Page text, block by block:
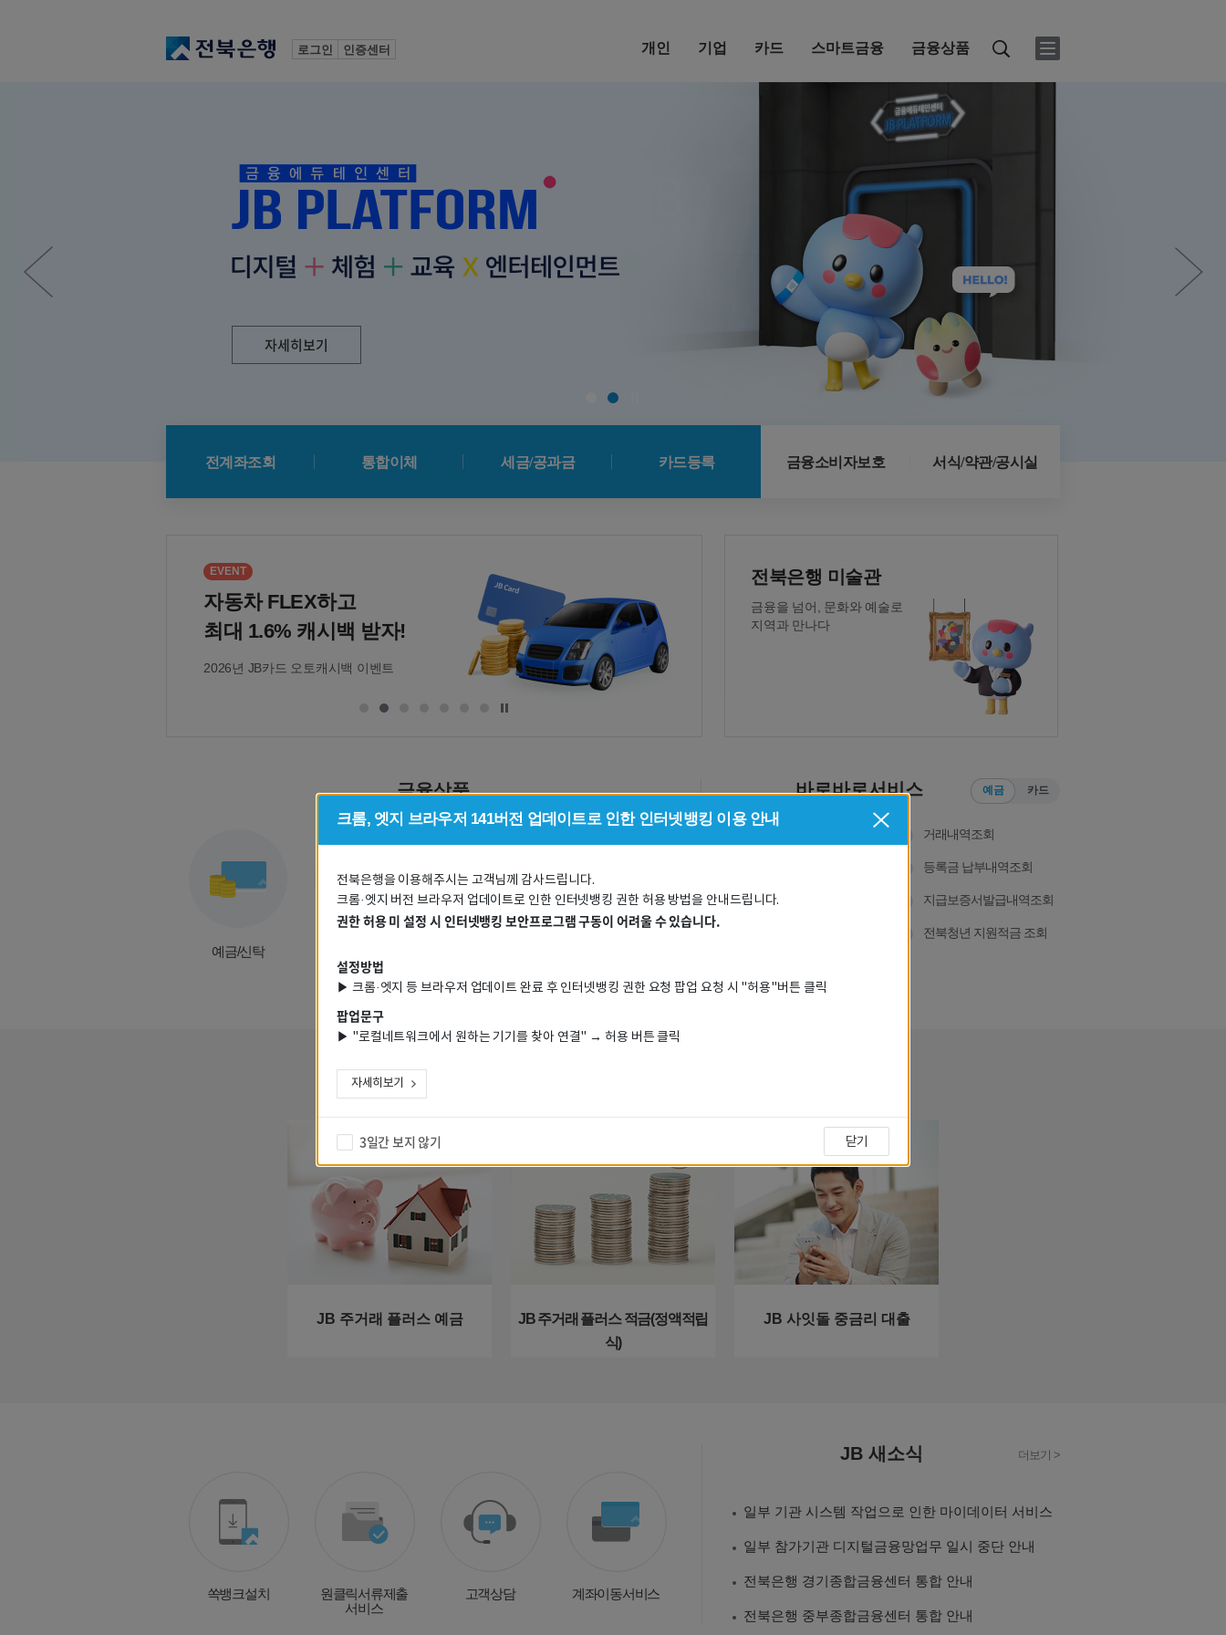
로그인 인증센터 개인 기업 카드 스마트금융 금융상품
자세히보기
전계좌조회 통합이체 세금/공과금 카드등록 금융소비자보호 서식/약관/공시실
EVENT
자동차 FLEX하고
최대 1.6% 캐시백 받자!
2026년 JB카드 오토캐시백 이벤트
NEWS
씨드모아(고액우대)통장
씨드모아(소액우대)통장 출시
전북은행 미술관
금융을 넘어, 문화와 예술로
지역과 만나다
금융상품
예금/신탁
바로바로서비스 예금 카드
거래내역조회
등록금 납부내역조회
잔액증명발급내역조회 지급보증서발급내역조회
전북청년 지원적금 조회
JB 주거래 플러스 예금
JB 주거래 플러스 적금(정액적립
식)
JB 사잇돌 중금리 대출
쏙뱅크설치
원클릭서류제출
서비스
고객상담 계좌이동서비스
JB 새소식 더보기 >
일부 참가기관 디지털금융망업무 일시 중단 안내
전북은행 경기종합금융센터 통합 안내
전북은행 중부종합금융센터 통합 안내
크롬, 엣지 브라우저 141버전 업데이트로 인한 인터넷뱅킹 이용 안내
전북은행을 이용해주시는 고객님께 감사드립니다.
크롬·엣지 버전 브라우저 업데이트로 인한 인터넷뱅킹 권한 허용 방법을 안내드립니다.
권한 허용 미 설정 시 인터넷뱅킹 보안프로그램 구동이 어려울 수 있습니다.
설정방법
▶ 크롬·엣지 등 브라우저 업데이트 완료 후 인터넷뱅킹 권한 요청 팝업 요청 시 "허용"버튼 클릭
팝업문구
▶ "로컬네트워크에서 원하는 기기를 찾아 연결" → 허용 버튼 클릭
자세히보기
3일간 보지 않기 닫기